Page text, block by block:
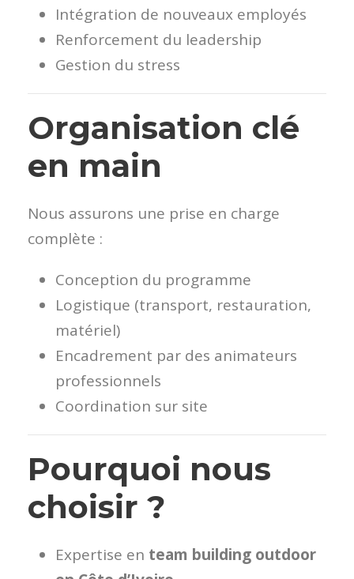
Intégration de nouveaux employés
Renforcement du leadership
Gestion du stress
Organisation clé
en main
Nous assurons une prise en charge
complète :
Conception du programme
Logistique (transport, restauration,
matériel)
Encadrement par des animateurs
professionnels
Coordination sur site
Pourquoi nous
choisir ?
Expertise en team building outdoor